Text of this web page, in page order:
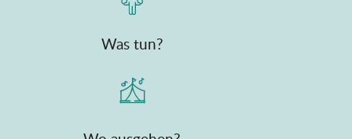
Was tun?